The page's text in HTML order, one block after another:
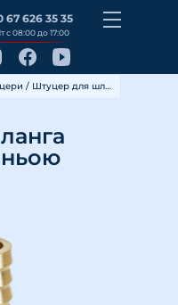
67 626 35 35
с 08:00 до 17:00
/ Штуцер для шланга 12мм із зовнішньою різьбою Ду 15